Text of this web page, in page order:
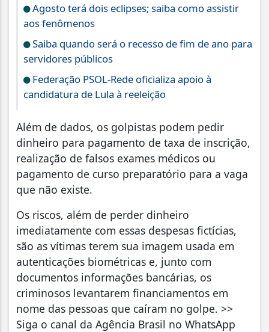
Agosto terá dois eclipses; saiba como assistir
aos fenômenos
Saiba quando será o recesso de fim de ano para
servidores públicos
Federação PSOL-Rede oficializa apoio à
candidatura de Lula à reeleição
Além de dados, os golpistas podem pedir
dinheiro para pagamento de taxa de inscrição,
realização de falsos exames médicos ou
pagamento de curso preparatório para a vaga
que não existe.
Os riscos, além de perder dinheiro
imediatamente com essas despesas fictícias,
são as vítimas terem sua imagem usada em
autenticações biométricas e, junto com
documentos informações bancárias, os
criminosos levantarem financiamentos em
nome das pessoas que caíram no golpe. >>
Siga o canal da Agência Brasil no WhatsApp